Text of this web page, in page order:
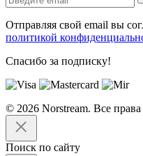
Отправляя свой email вы
политикой
Спасибо за подписку!
© 2026 Norstream. Все
Поиск по сайту